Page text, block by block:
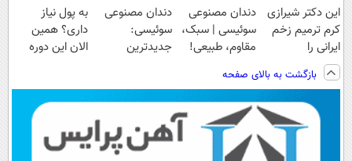
این دکتر شیرازی
کرم ترمیم زخم
ایرانی را
ساخت!!!
دندان مصنوعی
سوئیسی | سبک،
مقاوم، طبیعی!
رایگان+پرداخت
اقساطی😍
دندان مصنوعی
سوئیسی:
جدیدترین
پرداخت قسطی
به پول نیاز
داری؟ همین
الان این دوره
بازگشت به بالای صفحه